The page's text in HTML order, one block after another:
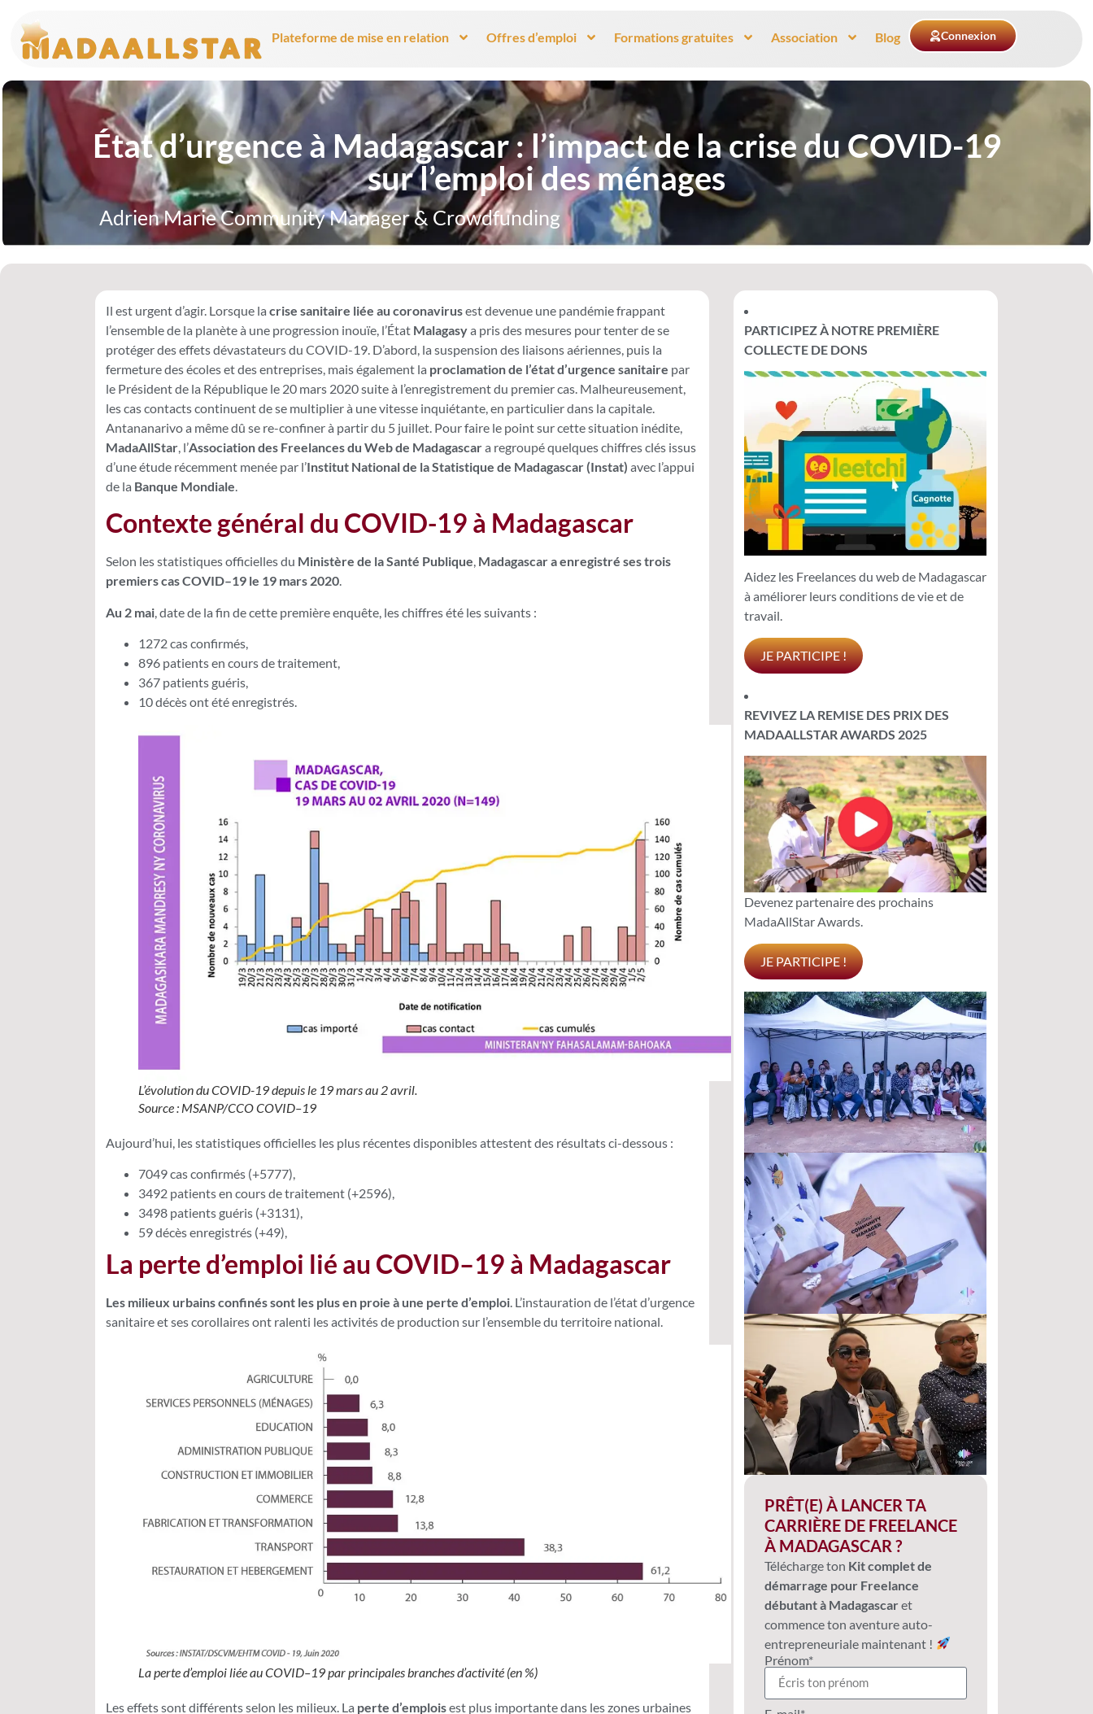
Plateforme de mise en relation Offres d’emploi Formations gratuites Association Blog Connexion
État d’urgence à Madagascar : l’impact de la crise du COVID-19
sur l’emploi des ménages
Adrien Marie Community Manager & Crowdfunding
Il est urgent d’agir. Lorsque la crise sanitaire liée au coronavirusest devenue une pandémie frappant
l’ensemble de la planète à une progression inouïe, l’État Malagasya pris des mesures pour tenter de se
protéger des effets dévastateurs du COVID-19. D’abord, la suspension des liaisons aériennes, puis la
fermeture des écoles et des entreprises, mais également la proclamation de l’état d’urgence sanitaire par
le Président de la République le 20 mars 2020 suite à l’enregistrement du premier cas. Malheureusement,
les cas contacts continuent de se multiplier à une vitesse inquiétante, en particulier dans la capitale.
Antananarivo a même dû se re-confiner à partir du 5 juillet. Pour faire le point sur cette situation inédite,
MadaAllStar, l’Association des Freelances du Web de Madagascara regroupé quelques chiffres clés issus
d’une étude récemment menée par l’Institut National de la Statistique de Madagascar (Instat) avec l’appui
de la Banque Mondiale.
Contexte général du COVID-19 à Madagascar
Selon les statistiques officielles du Ministère de la Santé Publique, Madagascar a enregistré ses trois
premiers cas COVID–19 le 19 mars 2020.
Au 2 mai , date de la fin de cette première enquête, les chiffres été les suivants :
1272 cas confirmés,
896 patients en cours de traitement,
367 patients guéris,
10 décès ont été enregistrés.
L’évolution du COVID-19 depuis le 19 mars au 2 avril.
Source : MSANP/CCO COVID–19
Aujourd’hui, les statistiques officielles les plus récentes disponibles attestent des résultats ci-dessous :
7049 cas confirmés (+5777),
3492 patients en cours de traitement (+2596),
3498 patients guéris (+3131),
59 décès enregistrés (+49),
La perte d’emploi lié au COVID–19 à Madagascar
Les milieux urbains confinés sont les plus en proie à une perte d’emploi. L’instauration de l’état d’urgence
sanitaire et ses corollaires ont ralenti les activités de production sur l’ensemble du territoire national.
La perte d’emploi liée au COVID–19 par principales branches d’activité (en %)
Les effets sont différents selon les milieux. La perte d’emploisest plus importante dans les zones urbaines
PARTICIPEZ À NOTRE PREMIÈRE
COLLECTE DE DONS
Aidez les Freelances du web de Madagascar
à améliorer leurs conditions de vie et de
travail.
JE PARTICIPE !
REVIVEZ LA REMISE DES PRIX DES
MADAALLSTAR AWARDS 2025
Devenez partenaire des prochains
MadaAllStar Awards.
JE PARTICIPE !
PRÊT(E) À LANCER TA
CARRIÈRE DE FREELANCE
À MADAGASCAR ?
Télécharge ton Kit complet de
démarrage pour Freelance
débutant à Madagascaret
commence ton aventure auto-
entrepreneuriale maintenant !
Prénom*